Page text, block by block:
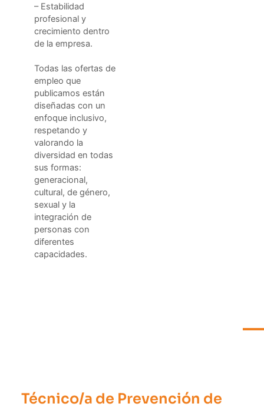
– Estabilidad
profesional y
crecimiento dentro
de la empresa.
Todas las ofertas de
empleo que
publicamos están
diseñadas con un
enfoque inclusivo,
respetando y
valorando la
diversidad en todas
sus formas:
generacional,
cultural, de género,
sexual y la
integración de
personas con
diferentes
capacidades.
Técnico/a de Prevención de